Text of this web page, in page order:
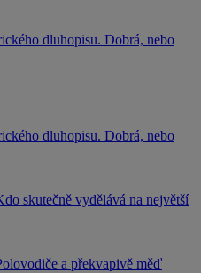
dluhopisu. Dobrá, nebo
dluhopisu. Dobrá, nebo
skutečně vydělává na největší
a překvapivě měď